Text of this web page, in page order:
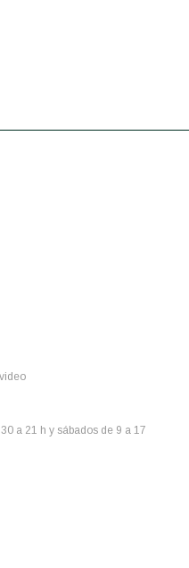
a 21 h y sábados de 9 a 17